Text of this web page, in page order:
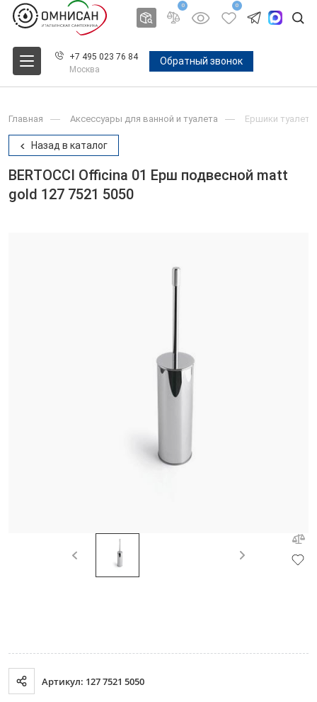
0 0
+7 495 023 76 84
Москва
Обратный звонок
Главная Аксессуары для ванной и туалета Ершики
Назад в каталог
BERTOCCI Officina 01 Ерш подвесной matt
gold 127 7521 5050
Артикул: 127 7521 5050